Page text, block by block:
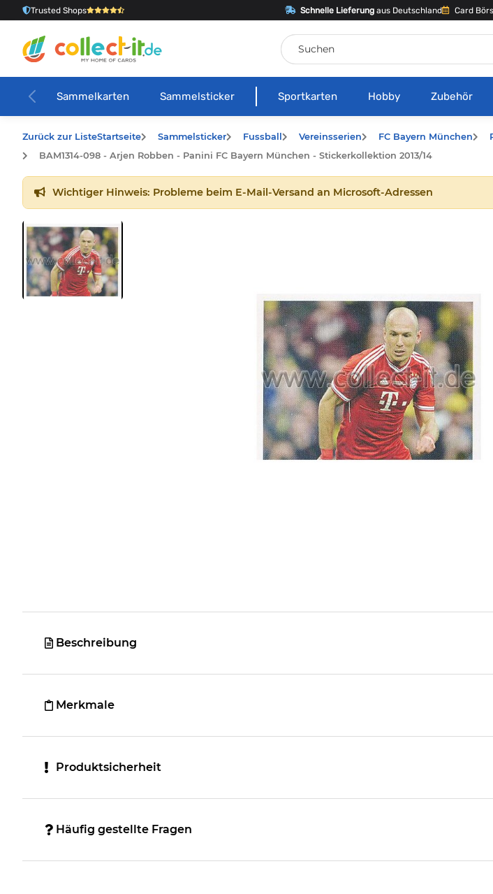
Trusted Shops Schnelle Lieferungaus Deutschland Card
Sammelkarten Sammelsticker Sportkarten Hobby Zubehör
Zurück zur ListeStartseite Sammelsticker Fussball Vereinsserien FC Bayern München
BAM1314-098 - Arjen Robben - Panini FC Bayern München - Stickerkollektion 2013/14
Wichtiger Hinweis: Probleme beim E-Mail-Versand an Microsoft-Adressen
Beschreibung
Merkmale
Produktsicherheit
Häufig gestellte Fragen